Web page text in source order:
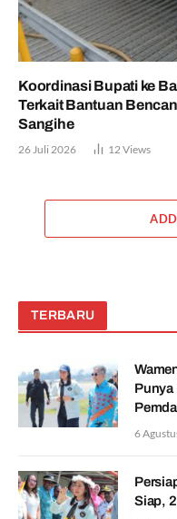
Koordinasi Bupati ke
Terkait Bantuan
Sangihe
26 Juli 2026 12Views
TERBARU
Punya
Pemda
6
Siap,